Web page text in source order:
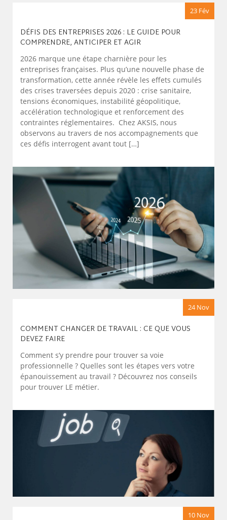
23 Fév
DÉFIS DES ENTREPRISES 2026 : LE GUIDE POUR
COMPRENDRE, ANTICIPER ET AGIR
2026 marque une étape charnière pour les
entreprises françaises. Plus qu’une nouvelle phase de
transformation, cette année révèle les effets cumulés
des crises traversées depuis 2020 : crise sanitaire,
tensions économiques, instabilité géopolitique,
accélération technologique et renforcement des
contraintes réglementaires. Chez AKSIS, nous
observons au travers de nos accompagnements que
ces défis interrogent avant tout […]
24 Nov
COMMENT CHANGER DE TRAVAIL : CE QUE VOUS
DEVEZ FAIRE
Comment s’y prendre pour trouver sa voie
professionnelle ? Quelles sont les étapes vers votre
épanouissement au travail ? Découvrez nos conseils
pour trouver LE métier.
10 Nov